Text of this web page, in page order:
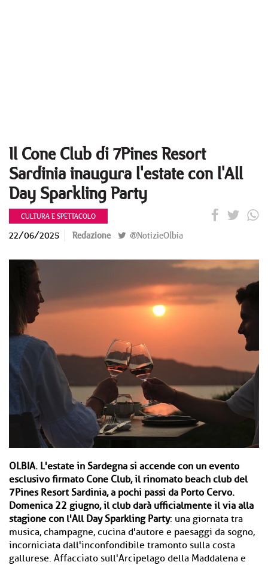
Il Cone Club di 7Pines Resort
Sardinia inaugura l'estate con l'All
Day Sparkling Party
CULTURA E SPETTACOLO
22/06/2025 Redazione @NotizieOlbia
OLBIA. L'estate in Sardegna si accende con un evento
esclusivo firmato Cone Club, il rinomato beach club del
7Pines Resort Sardinia, a pochi passi da Porto Cervo.
Domenica 22 giugno, il club darà ufficialmente il via alla
stagione con l'All Day Sparkling Party: una giornata tra
musica, champagne, cucina d'autore e paesaggi da sogno,
incorniciata dall'inconfondibile tramonto sulla costa
gallurese. Affacciato sull'Arcipelago della Maddalena e